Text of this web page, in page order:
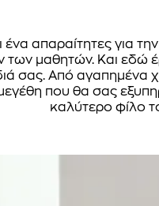
ένα απαραίτητες
των μαθητών. Και εδώ
σας. Από αγαπημένα
που θα σας
καλύτερο φίλο